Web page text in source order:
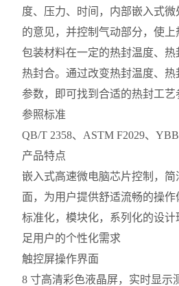
度、压力、时间，内部嵌入式
的意见，并控制气动部分，使
包装材料在一定的热封温度、
热封合。通过改变热封温度、热
参数，即可找到合适的热封工艺
参照标准
QB/T 2358、ASTM F2029、
产品特点
嵌入式高速微电脑芯片控制，
面，为用户提供舒适流畅的操作
标准化，模块化，系列化的设
足用户的个性化需求
触控屏操作界面
8 寸高清彩色液晶屏，实时显示